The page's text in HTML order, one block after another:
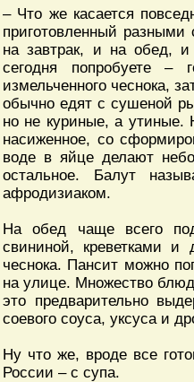
– Что же касается
приготовленный
на завтрак, и на обед,
сегодня попробуете –
измельченного чеснока,
обычно едят с сушеной
но не куриные, а утиные.
насиженное, со
воде в яйце делают
остальное. Балут
афродизиаком.
На обед чаще всего
свининой, креветками и
чеснока. Пансит можно
на улице. Множество
это предварительно
соевого соуса, уксуса и
Ну что же, вроде все
России – с супа.